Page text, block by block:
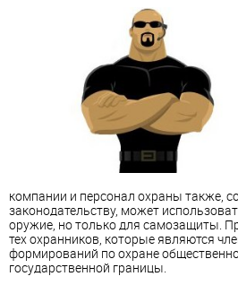
компании и персонал охраны также,
законодательству, может
оружие, но только для самозащиты.
тех охранников, которые являются
формирований по охране
государственной границы.